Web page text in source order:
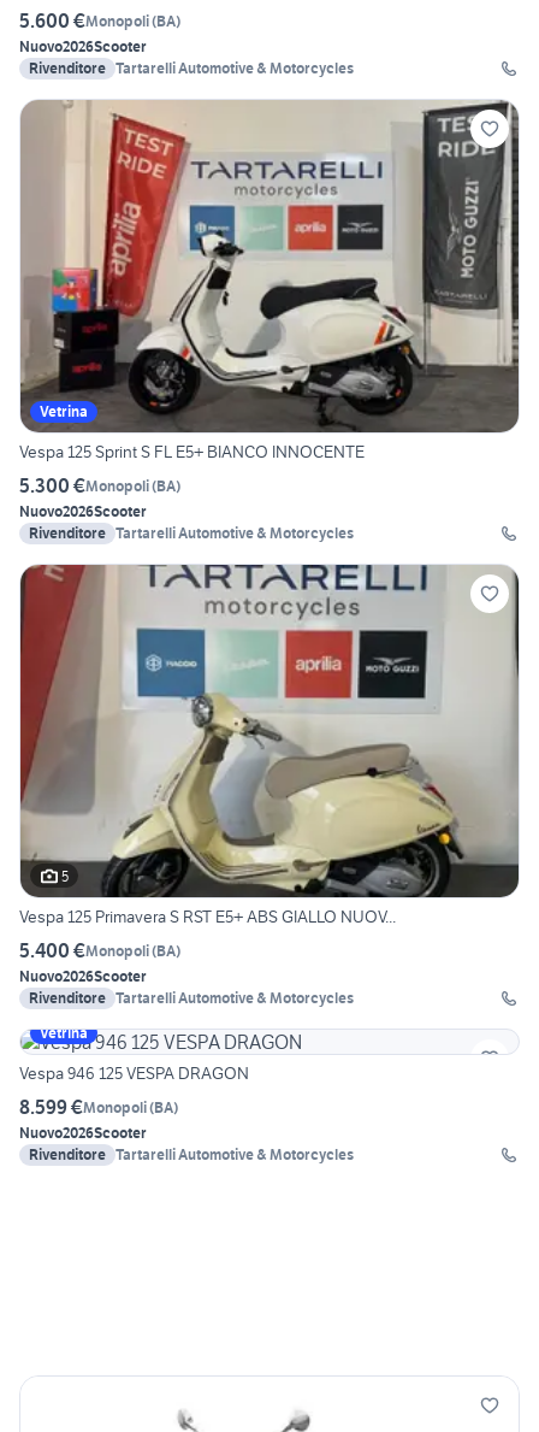
5.600 €Monopoli(BA)
Nuovo2026Scooter
Rivenditore Tartarelli Automotive & Motorcycles
Vetrina
Vespa 125 Sprint S FL E5+ BIANCO INNOCENTE
5.300 €Monopoli(BA)
Nuovo2026Scooter
Rivenditore Tartarelli Automotive & Motorcycles
5
Vespa 125 Primavera S RST E5+ ABS GIALLO NUOV...
5.400 €Monopoli(BA)
Nuovo2026Scooter
Rivenditore Tartarelli Automotive & Motorcycles
Vetrina
Vespa 946 125 VESPA DRAGON
8.599 €Monopoli(BA)
Nuovo2026Scooter
Rivenditore Tartarelli Automotive & Motorcycles